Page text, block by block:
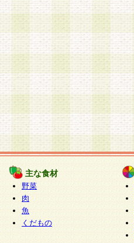
主な食材
野菜
肉
魚
くだもの